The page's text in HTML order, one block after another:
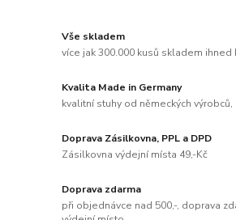
Vše skladem
více jak 300.000 kusů skladem ihned
Kvalita Made in Germany
kvalitní stuhy od německých
Doprava Zásilkovna, PPL a DPD
Zásilkovna výdejní místa 49,-Kč
Doprava zdarma
při objednávce nad 500,-, doprava